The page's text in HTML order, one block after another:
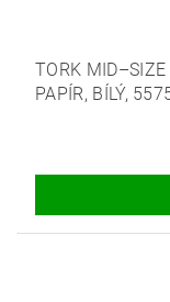
TORK
PAPÍR, BÍLÝ,